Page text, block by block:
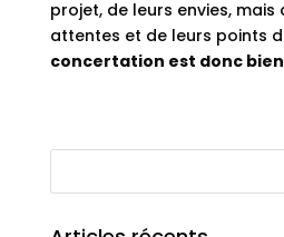
projet, de leurs envies, mais
attentes et de leurs points
concertation est donc